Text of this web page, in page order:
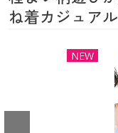
ジュニア・ティーン
キッチン・雑貨・日用
寝具・インテリア
寝具・インテリア・
家具・収納
美容・健康通販すべ
制服・スクール
ジュニア・ティーンズ
メンズ下着
家電
キッチン・雑貨・日
寝具・インテリア・
家具・収納
美容・健康
美容・健康通販すべ
美容・健康・サプリ
制服・スクール
制服・スクールすべ
ね着カジュアル
NEW